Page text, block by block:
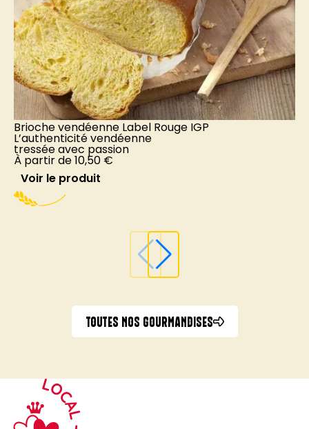
Brioche vendéenne Label Rouge IGP
L’authenticité vendéenne
tressée avec passion
À partir de10,50 €
Voir le produit
TOUTES NOS GOURMANDISES